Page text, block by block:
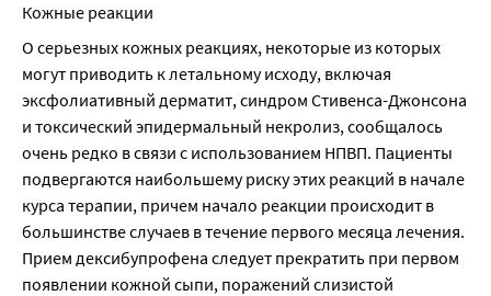
Кожные реакции
О серьезных кожных реакциях, некоторые из которых
могут приводить к летальному исходу, включая
эксфолиативный дерматит, синдром Стивенса-Джонсона
и токсический эпидермальный некролиз, сообщалось
очень редко в связи с использованием НПВП. Пациенты
подвергаются наибольшему риску этих реакций в начале
курса терапии, причем начало реакции происходит в
большинстве случаев в течение первого месяца лечения.
Прием дексибупрофена следует прекратить при первом
появлении кожной сыпи, поражений слизистой